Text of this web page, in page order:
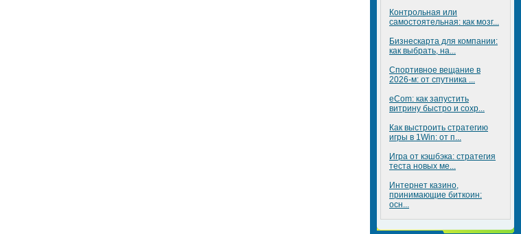
Контрольная или
самостоятельная: как мозг...
Бизнескарта для компании:
как выбрать, на...
Спортивное вещание в
2026-м: от спутника ...
eCom: как запустить
витрину быстро и сохр...
Как выстроить стратегию
игры в 1Win: от п...
Игра от кэшбэка: стратегия
теста новых ме...
Интернет казино,
принимающие биткоин:
осн...